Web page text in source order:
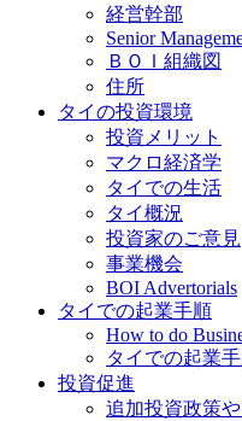
経営幹部
Senior
ＢＯＩ組織図
住所
タイの投資環境
投資メリット
マクロ経済学
タイでの生活
タイ概況
投資家のご意見
事業機会
BOI Advertorials
タイでの起業手順
How to do
タイでの起業
投資促進
追加投資政策